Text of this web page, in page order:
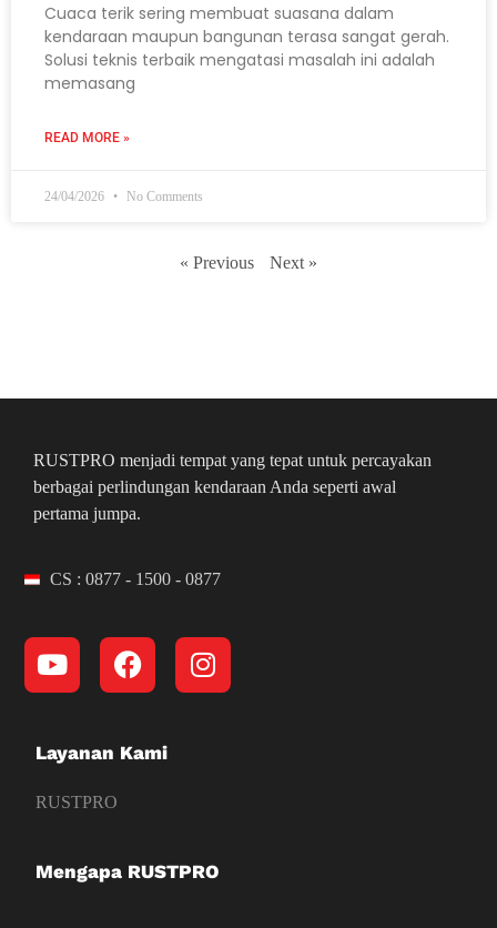
Cuaca terik sering membuat suasana dalam
kendaraan maupun bangunan terasa sangat gerah.
Solusi teknis terbaik mengatasi masalah ini adalah
memasang
READ MORE »
24/04/2026 No Comments
« Previous Next »
RUSTPRO menjadi tempat yang tepat untuk percayakan
berbagai perlindungan kendaraan Anda seperti awal
pertama jumpa.
CS : 0877 - 1500 - 0877
Layanan Kami
RUSTPRO
Mengapa RUSTPRO